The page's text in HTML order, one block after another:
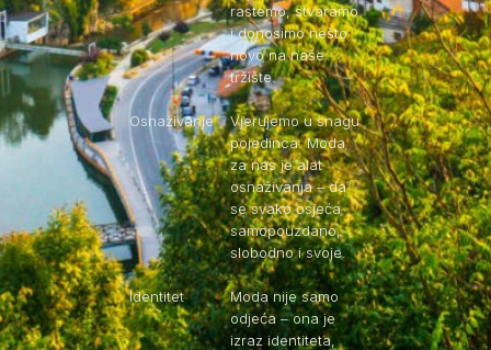
rastemo, stvaramo
i donosimo nešto
novo na naše
tržište.
Osnaživanje
Vjerujemo u snagu
pojedinca. Moda
za nas je alat
osnaživanja – da
se svako osjeća
samopouzdano,
slobodno i svoje.
Identitet
Moda nije samo
odjeća – ona je
izraz identiteta,